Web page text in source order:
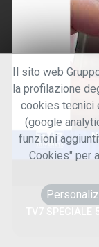
TV7
Il sito web
la profilazione
cookies tecnici
(google
funzioni
Cookies" per